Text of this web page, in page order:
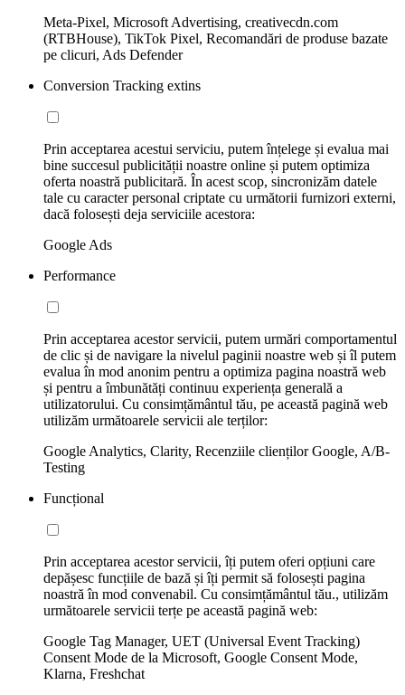
Meta-Pixel, Microsoft Advertising, creativecdn.com
(RTBHouse), TikTok Pixel, Recomandări de produse bazate
pe clicuri, Ads Defender
Conversion Tracking extins
Prin acceptarea acestui serviciu, putem înțelege și evalua mai
bine succesul publicității noastre online și putem optimiza
oferta noastră publicitară. În acest scop, sincronizăm datele
tale cu caracter personal criptate cu următorii furnizori externi,
dacă folosești deja serviciile acestora:
Google Ads
Performance
Prin acceptarea acestor servicii, putem urmări comportamentul
de clic și de navigare la nivelul paginii noastre web și îl putem
evalua în mod anonim pentru a optimiza pagina noastră web
și pentru a îmbunătăți continuu experiența generală a
utilizatorului. Cu consimțământul tău, pe această pagină web
utilizăm următoarele servicii ale terților:
Google Analytics, Clarity, Recenziile clienților Google, A/B-
Testing
Funcțional
Prin acceptarea acestor servicii, îți putem oferi opțiuni care
depășesc funcțiile de bază și îți permit să folosești pagina
noastră în mod convenabil. Cu consimțământul tău., utilizăm
următoarele servicii terțe pe această pagină web:
Google Tag Manager, UET (Universal Event Tracking)
Consent Mode de la Microsoft, Google Consent Mode,
Klarna, Freshchat